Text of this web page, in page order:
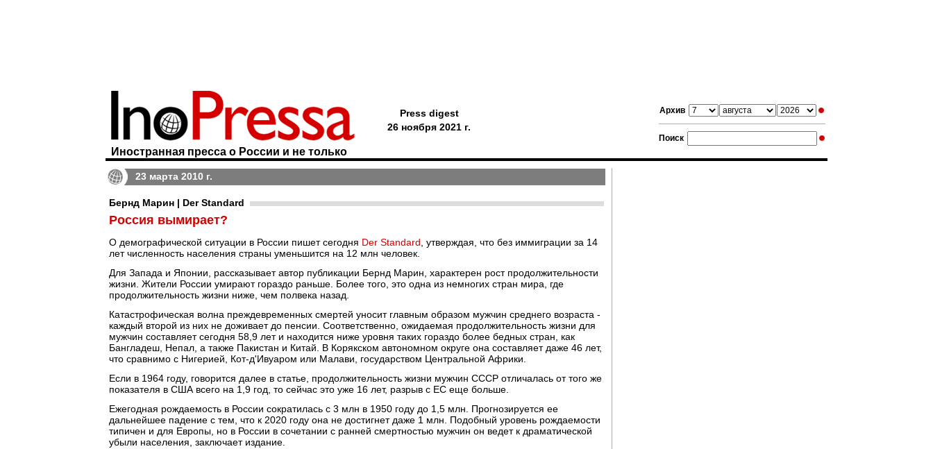
Архив
Поиск
Иностранная пресса о России и не только
Press digest
26 ноября 2021 г.
23 марта 2010 г.
Бернд Марин | Der Standard
Россия вымирает?
О демографической ситуации в России пишет сегодня Der Standard , утверждая, что без иммиграции за 14
лет численность населения страны уменьшится на 12 млн человек.
Для Запада и Японии, рассказывает автор публикации Бернд Марин, характерен рост продолжительности
жизни. Жители России умирают гораздо раньше. Более того, это одна из немногих стран мира, где
продолжительность жизни ниже, чем полвека назад.
Катастрофическая волна преждевременных смертей уносит главным образом мужчин среднего возраста -
каждый второй из них не доживает до пенсии. Соответственно, ожидаемая продолжительность жизни для
мужчин составляет сегодня 58,9 лет и находится ниже уровня таких гораздо более бедных стран, как
Бангладеш, Непал, а также Пакистан и Китай. В Корякском автономном округе она составляет даже 46 лет,
что сравнимо с Нигерией, Кот-д'Ивуаром или Малави, государством Центральной Африки.
Если в 1964 году, говорится далее в статье, продолжительность жизни мужчин СССР отличалась от того же
показателя в США всего на 1,9 год, то сейчас это уже 16 лет, разрыв с ЕС еще больше.
Ежегодная рождаемость в России сократилась с 3 млн в 1950 году до 1,5 млн. Прогнозируется ее
дальнейшее падение с тем, что к 2020 году она не достигнет даже 1 млн. Подобный уровень рождаемости
типичен и для Европы, но в России в сочетании с ранней смертностью мужчин он ведет к драматической
убыли населения, заключает издание.